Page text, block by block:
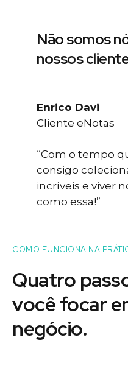
Não somos
nossos
Enrico Davi
Cliente eNotas
“Com o tempo
consigo
incríveis e viver
como essa!”
COMO FUNCIONA NA
Quatro
vocêfocar
negócio.